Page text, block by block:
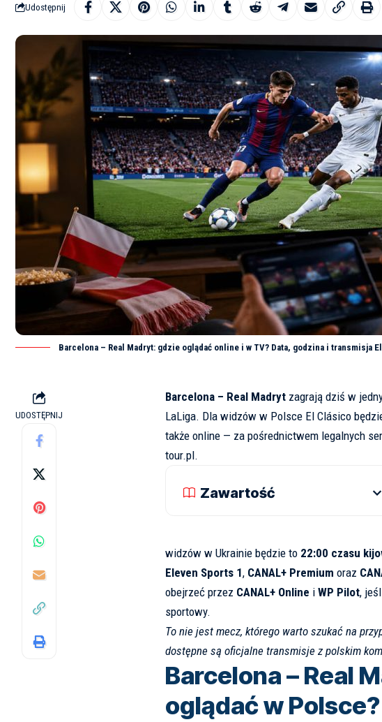
Udostępnij
Barcelona – Real Madryt: gdzie oglądać online i w TV? Data, godzina i transmisja
UDOSTĘPNIJ
Barcelona – Real Madrytzagrają dziś w
LaLiga. Dla widzów w Polsce El Clásico
także online — za pośrednictwem legalnych
tour.pl.
Zawartość
widzów w Ukrainie będzie to 22:00 czasu
Eleven Sports 1, CANAL+ Premium oraz
obejrzeć przez CANAL+ Online i WP Pilot,
sportowy.
To nie jest mecz, którego warto szukać na
dostępne są oficjalne transmisje z polskim
Barcelona – Real
oglądać w Polsce?